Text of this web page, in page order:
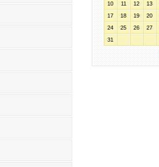
10
11 12 13
17
18 19 20
24
25 26 27
31